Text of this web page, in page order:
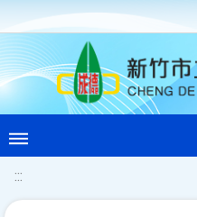
:::